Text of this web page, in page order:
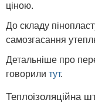
ціною.
До складу
самозгасання
Детальніше про
говорили тут.
Теплоізоляційна